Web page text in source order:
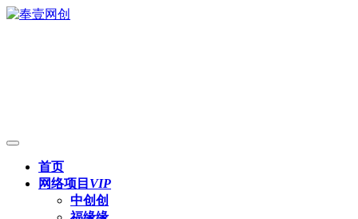
首页
网络项目 VIP
中创创